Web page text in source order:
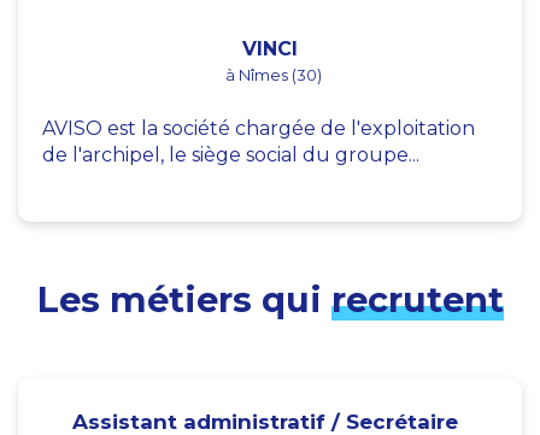
VINCI
à Nîmes (30)
AVISO est la société chargée de l'exploitation
de l'archipel, le siège social du groupe...
Les métiers qui recrutent
Assistant administratif / Secrétaire